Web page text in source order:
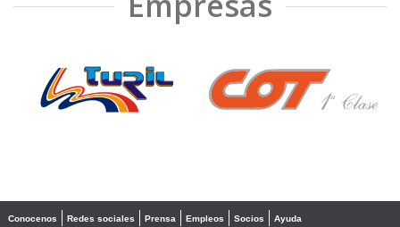
❮ ❯
Conocenos Redes sociales Prensa Empleos Socios Ayuda